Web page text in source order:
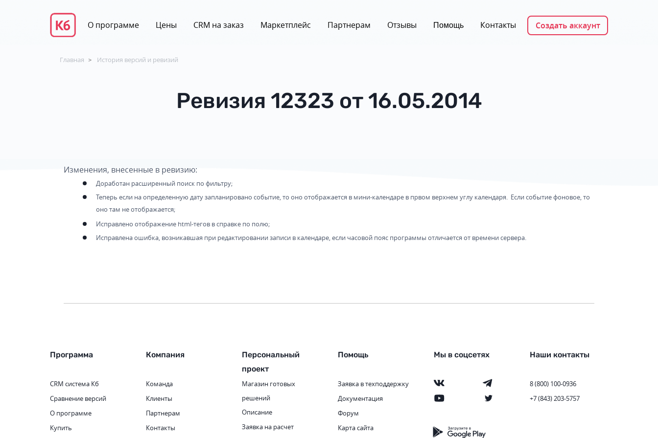
О программе Цены CRM на заказ Маркетплейс Партнерам Отзывы Помощь Контакты Создать аккаунт
Главная > История версий и ревизий
Ревизия 12323 от 16.05.2014
Изменения, внесенные в ревизию:
Доработан расширенный поиск по фильтру;
Теперь если на определенную дату запланировано событие, то оно отображается в мини-календаре в првом верхнем углу календаря. Если событие фоновое, то
оно там не отображается;
Исправлено отображение html-тегов в справке по полю;
Исправлена ошибка, возникавшая при редактировании записи в календаре, если часовой пояс программы отличается от времени сервера.
Программа
CRM система Кб
Сравнение версий
О программе
Купить
Компания
Команда
Клиенты
Партнерам
Контакты
Персональный
проект
Магазин готовых
решений
Описание
Заявка на расчет
Помощь
Заявка в техподдержку
Документация
Форум
Карта сайта
Мы в соцсетях Наши контакты
8 (800) 100-0936
+7 (843) 203-5757